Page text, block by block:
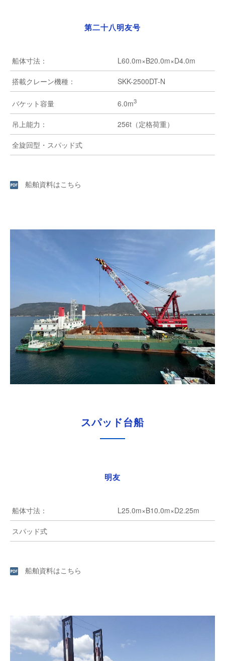
第二十八明友号
船体寸法： L60.0m×B20.0m×D4.0m
搭載クレーン機種： SKK-2500DT-N
バケット容量 6.0m3
吊上能力： 256t（定格荷重）
全旋回型・スパッド式
船舶資料はこちら
スパッド台船
明友
船体寸法： L25.0m×B10.0m×D2.25m
スパッド式
船舶資料はこちら